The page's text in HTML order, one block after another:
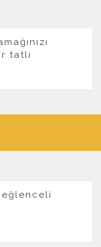
tatlı
eğlenceli